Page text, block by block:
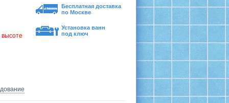
высоте
Бесплатная доставка
по Москве
Установка ванн
под ключ